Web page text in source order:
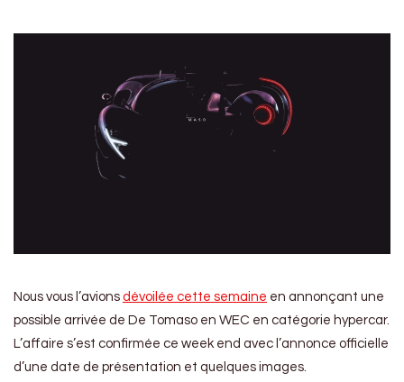
Nous vous l’avions dévoilée cette semaine en annonçant une
possible arrivée de De Tomaso en WEC en catégorie hypercar.
L’affaire s’est confirmée ce week end avec l’annonce officielle
d’une date de présentation et quelques images.